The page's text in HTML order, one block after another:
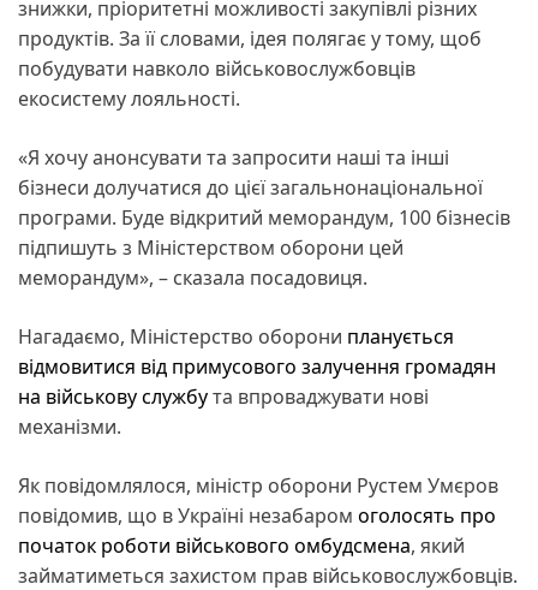
знижки, пріоритетні можливості закупівлі різних
продуктів. За її словами, ідея полягає у тому, щоб
побудувати навколо військовослужбовців
екосистему лояльності.
«Я хочу анонсувати та запросити наші та інші
бізнеси долучатися до цієї загальнонаціональної
програми. Буде відкритий меморандум, 100 бізнесів
підпишуть з Міністерством оборони цей
меморандум», – сказала посадовиця.
Нагадаємо, Міністерство оборони планується
відмовитися від примусового залучення громадян
на військову службута впроваджувати нові
механізми.
Як повідомлялося, міністр оборони Рустем Умєров
повідомив, що в Україні незабаром оголосять про
початок роботи військового омбудсмена, який
займатиметься захистом прав військовослужбовців.